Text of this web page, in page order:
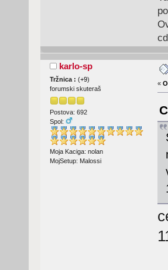
karlo-sp
Tržnica : (+9)
forumski skuteraš
Postova: 692
Spol:
Moja Kaciga: nolan
MojSetup: Malossi
«